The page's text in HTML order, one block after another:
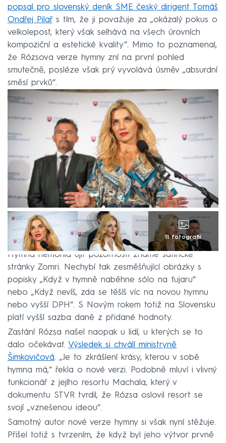
popsal pro slovenský deník SME český dirigent Tomáš
Ondřej Pilařs tím, že ji považuje za „okázalý pokus o
velkolepost, který však selhává na všech úrovních
kompoziční a estetické kvality“. Mimo to poznamenal,
že Rózsova verze hymny zní na první pohled
smutečně, posléze však prý vyvolává úsměv „absurdní
směsí prvků“.
11 fotografií
Hymna nemohla ujít pozornosti známé satirické
stránky Zomri. Nechybí tak zesměšňující obrázky s
popisky „Když v hymně naběhne sólo na fujaru“
nebo „Když nevíš, zda se těšíš víc na novou hymnu
nebo vyšší DPH“. S Novým rokem totiž na Slovensku
platí vyšší sazba daně z přidané hodnoty.
Zastání Rózsa našel naopak u lidí, u kterých se to
dalo očekávat. Výsledek si chválí ministryně
Šimkovičová. „Je to zkrášlení krásy, kterou v sobě
hymna má,“ řekla o nové verzi. Podobně mluví i vlivný
funkcionář z jejího resortu Machala, který v
dokumentu STVR tvrdil, že Rózsa oslovil resort se
svojí „vznešenou ideou“.
Samotný autor nové verze hymny si však nyní stěžuje.
Přišel totiž s tvrzením, že když byl jeho výtvor prvně